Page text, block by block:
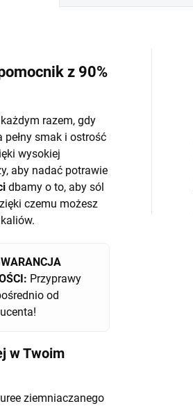
z 90%
razem, gdy
pełny smak i ostrość
wysokiej
aby nadać potrawie
dbamy o to, aby sól
czemu możesz
Przyprawy
od
w Twoim
ziemniaczanego